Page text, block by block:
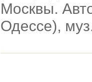
Москвы.
Одессе),